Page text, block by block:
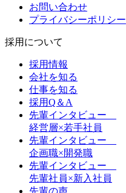
お問い合わせ
プライバシーポリシー
採用について
採用情報
会社を知る
仕事を知る
採用Q＆A
先輩インタビュー
経営層×若手社員
先輩インタビュー
企画職×開発職
先輩インタビュー
先輩社員×新入社員
先輩の声